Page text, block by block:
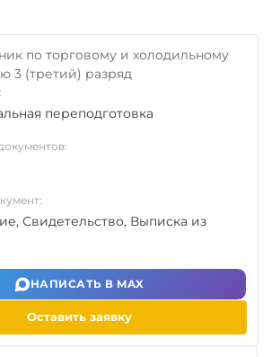
по торговому и холодильному
3 (третий) разряд
переподготовка
Свидетельство, Выписка из
НАПИСАТЬ В MAX
Оставить заявку